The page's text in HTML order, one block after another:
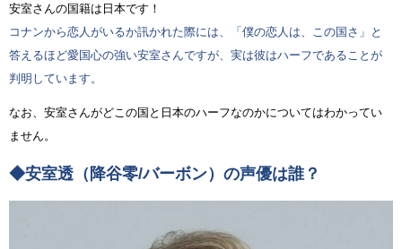
安室さんの国籍は日本です！
コナンから恋人がいるか訊かれた際には、「僕の恋人は、この国さ」と
答えるほど愛国心の強い安室さんですが、実は彼はハーフであることが
判明しています。
なお、安室さんがどこの国と日本のハーフなのかについてはわかってい
ません。
◆安室透（降谷零/バーボン）の声優は誰？